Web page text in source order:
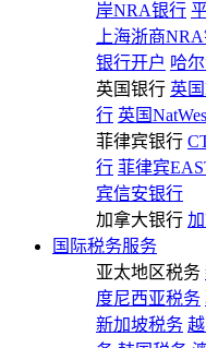
岸NRA银行
上海浙商
银行开户 哈
英国银行 英
行 英国
菲律宾银行
行 菲律宾
宾信安银行
加拿大银行
国际税务服务
亚太地区税务
度尼西亚税务
新加坡税务